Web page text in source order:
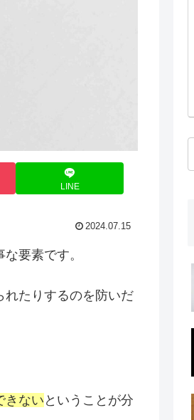
LINE
2024.07.15
要素です。
れたりするのを防いだ
きない ということが分